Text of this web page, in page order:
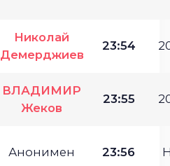
Николай
Демерджиев
23:54
ВЛАДИМИР
Жеков
23:55
Анонимен 23:56